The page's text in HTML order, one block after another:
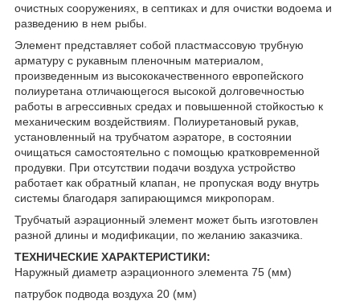
очистных сооружениях, в септиках и для очистки водоема и
разведению в нем рыбы.
Элемент представляет собой пластмассовую трубную
арматуру с рукавным пленочным материалом,
произведенным из высококачественного европейского
полиуретана отличающегося высокой долговечностью
работы в агрессивных средах и повышенной стойкостью к
механическим воздействиям. Полиуретановый рукав,
установленный на трубчатом аэраторе, в состоянии
очищаться самостоятельно с помощью кратковременной
продувки. При отсутствии подачи воздуха устройство
работает как обратный клапан, не пропуская воду внутрь
системы благодаря запирающимся микропорам.
Трубчатый аэрационный элемент может быть изготовлен
разной длины и модификации, по желанию заказчика.
ТЕХНИЧЕСКИЕ ХАРАКТЕРИСТИКИ:
Наружный диаметр аэрационного элемента 75 (мм)
патрубок подвода воздуха 20 (мм)